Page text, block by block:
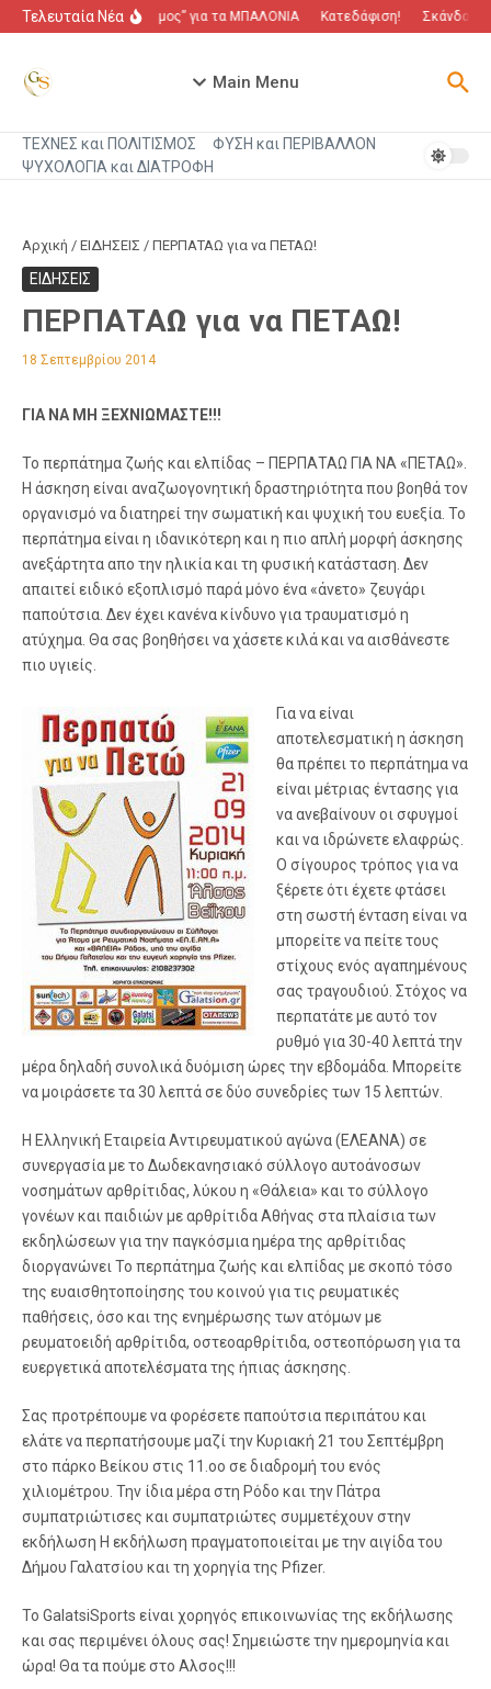
Μετάβαση στο περιεχόμενο
Τελευταία Νέα“Πόλεμος” για τα ΜΠΑΛΟΝΙΑ Κατεδάφιση! Σκάνδαλο
Main Menu
ΤΕΧΝΕΣ και ΠΟΛΙΤΙΣΜΟΣ
ΦΥΣΗ και ΠΕΡΙΒΑΛΛΟΝ
ΨΥΧΟΛΟΓΙΑ και ΔΙΑΤΡΟΦΗ
Αρχική / ΕΙΔΗΣΕΙΣ / ΠΕΡΠΑΤΑΩ για να ΠΕΤΑΩ!
ΕΙΔΗΣΕΙΣ
ΠΕΡΠΑΤΑΩ για να ΠΕΤΑΩ!
18 Σεπτεμβρίου 2014
ΓΙΑ ΝΑ ΜΗ ΞΕΧΝΙΩΜΑΣΤΕ!!!
Το περπάτημα ζωής και ελπίδας – ΠΕΡΠΑΤΑΩ ΓΙΑ ΝΑ «ΠΕΤΑΩ».
Η άσκηση είναι αναζωογονητική δραστηριότητα που βοηθά τον
οργανισμό να διατηρεί την σωματική και ψυχική του ευεξία. Το
περπάτημα είναι η ιδανικότερη και η πιο απλή μορφή άσκησης
ανεξάρτητα απο την ηλικία και τη φυσική κατάσταση. Δεν
απαιτεί ειδικό εξοπλισμό παρά μόνο ένα «άνετο» ζευγάρι
παπούτσια. Δεν έχει κανένα κίνδυνο για τραυματισμό η
ατύχημα. Θα σας βοηθήσει να χάσετε κιλά και να αισθάνεστε
πιο υγιείς.
Για να είναι
αποτελεσματική η άσκηση
θα πρέπει το περπάτημα να
είναι μέτριας έντασης για
να ανεβαίνουν οι σφυγμοί
και να ιδρώνετε ελαφρώς.
Ο σίγουρος τρόπος για να
ξέρετε ότι έχετε φτάσει
στη σωστή ένταση είναι να
μπορείτε να πείτε τους
στίχους ενός αγαπημένους
σας τραγουδιού. Στόχος να
περπατάτε με αυτό τον
ρυθμό για 30-40 λεπτά την
μέρα δηλαδή συνολικά δυόμιση ώρες την εβδομάδα. Μπορείτε
να μοιράσετε τα 30 λεπτά σε δύο συνεδρίες των 15 λεπτών.
Η Ελληνική Εταιρεία Αντιρευματικού αγώνα (ΕΛΕΑΝΑ) σε
συνεργασία με το Δωδεκανησιακό σύλλογο αυτοάνοσων
νοσημάτων αρθρίτιδας, λύκου η «Θάλεια» και το σύλλογο
γονέων και παιδιών με αρθρίτιδα Αθήνας στα πλαίσια των
εκδηλώσεων για την παγκόσμια ημέρα της αρθρίτιδας
διοργανώνει Το περπάτημα ζωής και ελπίδας με σκοπό τόσο
της ευαισθητοποίησης του κοινού για τις ρευματικές
παθήσεις, όσο και της ενημέρωσης των ατόμων με
ρευματοειδή αρθρίτιδα, οστεοαρθρίτιδα, οστεοπόρωση για τα
ευεργετικά αποτελέσματα της ήπιας άσκησης.
Σας προτρέπουμε να φορέσετε παπούτσια περιπάτου και
ελάτε να περπατήσουμε μαζί την Κυριακή 21 του Σεπτέμβρη
στο πάρκο Βείκου στις 11.οο σε διαδρομή του ενός
χιλιομέτρου. Την ίδια μέρα στη Ρόδο και την Πάτρα
συμπατριώτισες και συμπατριώτες συμμετέχουν στην
εκδήλωση Η εκδήλωση πραγματοποιείται με την αιγίδα του
Δήμου Γαλατσίου και τη χορηγία της Pfizer.
Το GalatsiSports είναι χορηγός επικοινωνίας της εκδήλωσης
και σας περιμένει όλους σας! Σημειώστε την ημερομηνία και
ώρα! Θα τα πούμε στο Αλσος!!!